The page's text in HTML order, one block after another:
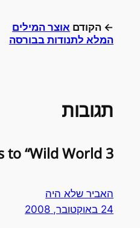
← הקודם אוצר המילים
המלא לתנודות בבורסה
תגובות
3 responses to “Wild World”
האביר שלא היה
24 באוקטובר, 2008